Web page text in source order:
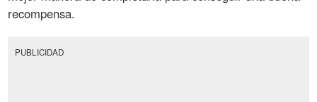
recompensa.
PUBLICIDAD